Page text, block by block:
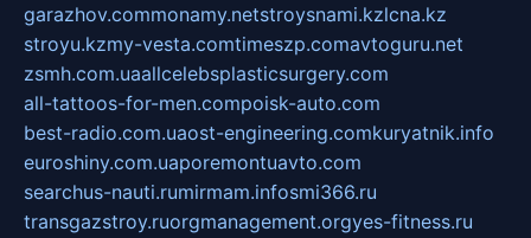
garazhov.commonamy.netstroysnami.kzlcna.kz
stroyu.kzmy-vesta.comtimeszp.comavtoguru.net
zsmh.com.uaallcelebsplasticsurgery.com
all-tattoos-for-men.compoisk-auto.com
best-radio.com.uaost-engineering.comkuryatnik.info
euroshiny.com.uaporemontuavto.com
searchus-nauti.rumirmam.infosmi366.ru
transgazstroy.ruorgmanagement.orgyes-fitness.ru